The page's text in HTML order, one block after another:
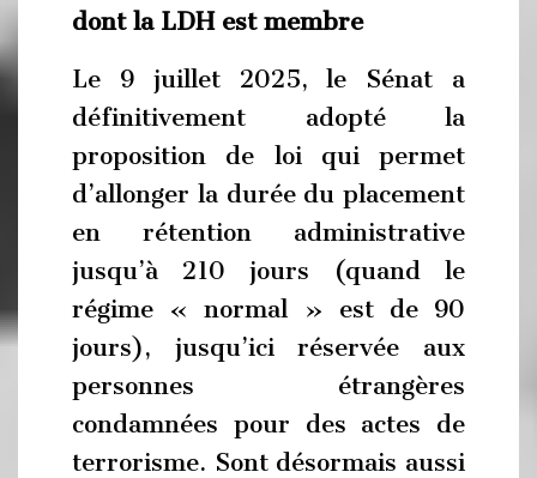
dont la LDH est membre
Le 9 juillet 2025, le Sénat a
définitivement adopté la
proposition de loi qui permet
d’allonger la durée du placement
en rétention administrative
jusqu’à 210 jours (quand le
régime « normal » est de 90
jours), jusqu’ici réservée aux
personnes étrangères
condamnées pour des actes de
terrorisme. Sont désormais aussi